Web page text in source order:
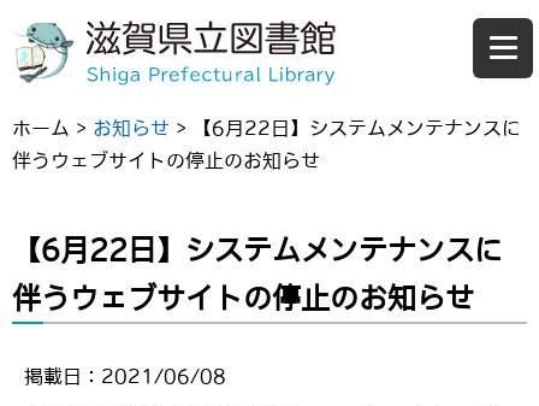
ホーム > お知らせ > 【6月22日】システムメンテナンスに
伴うウェブサイトの停止のお知らせ
【6月22日】システムメンテナンスに
伴うウェブサイトの停止のお知らせ
掲載日：2021/06/08